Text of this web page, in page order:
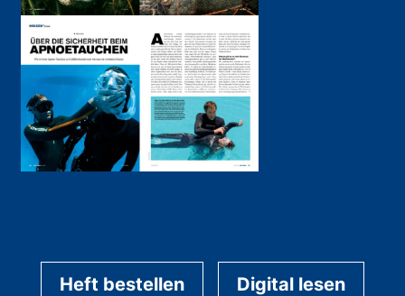
Heft bestellen Digital lesen